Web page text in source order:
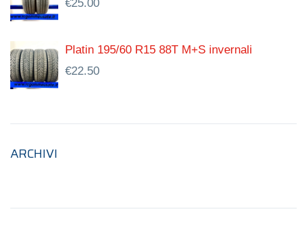
€25.00
Platin 195/60 R15 88T M+S invernali
€22.50
ARCHIVI